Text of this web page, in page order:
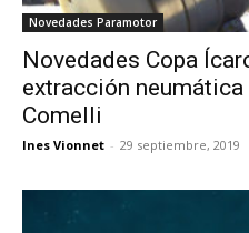
Novedades Paramotor
Novedades Copa
extracción
Comelli
Ines Vionnet - 29 septiembre, 2019